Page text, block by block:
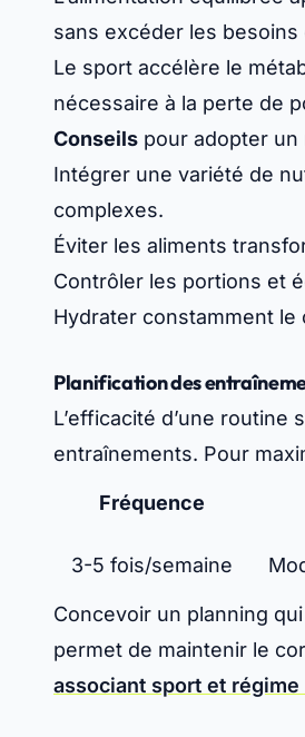
sans excéder les
Le sport accélère le
nécessaire à la perte de
Conseils pour adopter
Intégrer une variété de
complexes.
Éviter les aliments
Contrôler les portions et
Hydrater constamment
Planification des
L’efficacité d’une
entraînements. Pour
Fréquence
3-5 fois/semaine
Concevoir un planning
permet de maintenir le
associant sport et